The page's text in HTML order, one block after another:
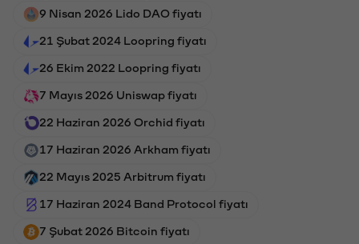
9 Nisan 2026 Lido DAO fiyatı
21 Şubat 2024 Loopring fiyatı
26 Ekim 2022 Loopring fiyatı
7 Mayıs 2026 Uniswap fiyatı
22 Haziran 2026 Orchid fiyatı
17 Haziran 2026 Arkham fiyatı
22 Mayıs 2025 Arbitrum fiyatı
17 Haziran 2024 Band Protocol fiyatı
7 Şubat 2026 Bitcoin fiyatı